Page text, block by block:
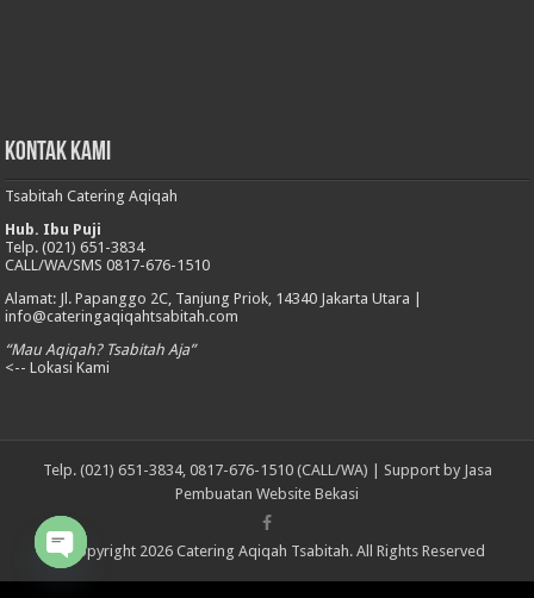
Kontak Kami
Tsabitah Catering Aqiqah
Hub. Ibu Puji
Telp. (021) 651-3834
CALL/WA/SMS 0817-676-1510
Alamat: Jl. Papanggo 2C, Tanjung Priok, 14340 Jakarta Utara |
info@cateringaqiqahtsabitah.com
“Mau Aqiqah? Tsabitah Aja”
<-- Lokasi Kami
Telp. (021) 651-3834, 0817-676-1510 (CALL/WA) | Support by Jasa
Pembuatan Website Bekasi
© Copyright 2026 Catering Aqiqah Tsabitah. All Rights Reserved